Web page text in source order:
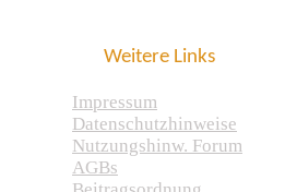
Weitere Links
Impressum
Datenschutzhinweise
Nutzungshinw. Forum
AGBs